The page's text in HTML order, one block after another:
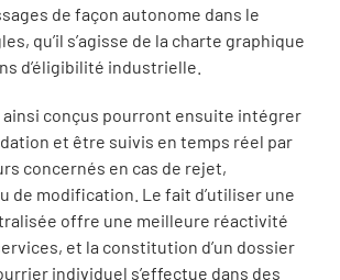
de façon autonome dans le
qu’il s’agisse de la charte graphique
d’éligibilité industrielle.
conçus pourront ensuite intégrer
et être suivis en temps réel par
concernés en cas de rejet,
de modification. Le fait d’utiliser une
offre une meilleure réactivité
et la constitution d’un dossier
individuel s’effectue dans des